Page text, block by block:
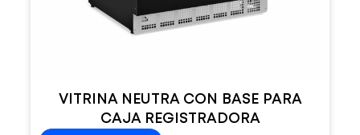
VITRINA NEUTRA CON BASE PARA
CAJA REGISTRADORA